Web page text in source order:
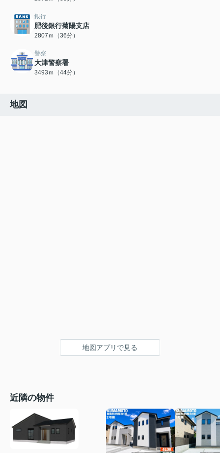
銀行
肥後銀行菊陽支店
2807ｍ（36分）
警察
大津警察署
3493ｍ（44分）
地図
地図アプリで見る
近隣の物件